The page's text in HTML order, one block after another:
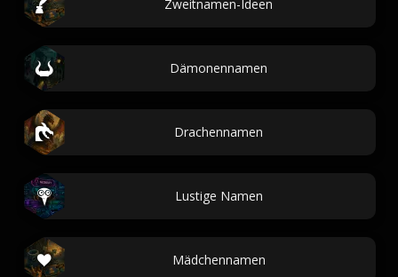
Zweitnamen-Ideen
Dämonennamen
Drachennamen
Lustige Namen
Mädchennamen